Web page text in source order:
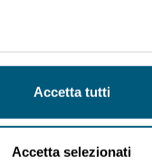
Accetta tutti
Accetta selezionati